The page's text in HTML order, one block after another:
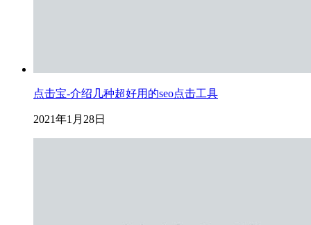
点击宝-介绍几种超好用的seo点击工具
2021年1月28日